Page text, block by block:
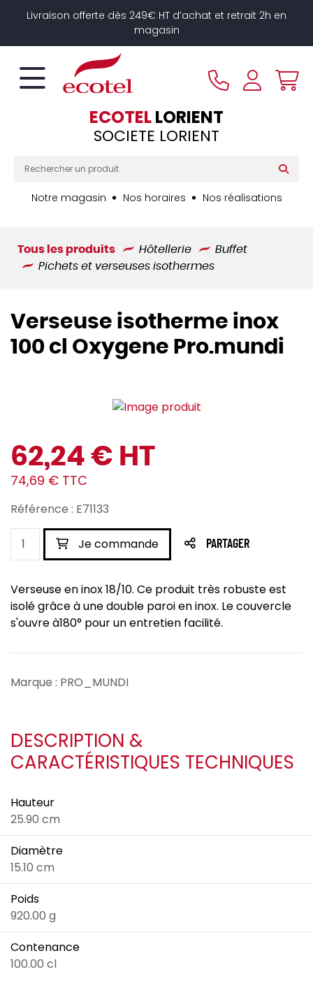
Livraison offerte dès 249€ HT d’achat et retrait 2h en
magasin
ECOTELLORIENT
SOCIETE LORIENT
Notre magasin Nos horaires Nos réalisations
Tous les produits Hôtellerie
Buffet
Pichets et verseuses isothermes
Verseuse isotherme inox
100 cl Oxygene Pro.mundi
62,24 € HT
74,69 € TTC
Référence : E71133
Je commande PARTAGER
Verseuse en inox 18/10. Ce produit très robuste est
isolé grâce à une double paroi en inox. Le couvercle
s'ouvre à180° pour un entretien facilité.
Marque : PRO_MUNDI
DESCRIPTION &
CARACTÉRISTIQUES TECHNIQUES
Hauteur
25.90 cm
Diamètre
15.10 cm
Poids
920.00 g
Contenance
100.00 cl
Panneau de gestion des cookies